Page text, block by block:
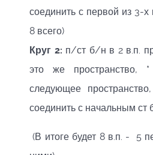
соединить с первой из 3-х
8 всего)
Круг 2: п/ст б/н в 2 в.п.
это же
следующее
соединить с начальным ст
(В итоге будет 8 в.п. - 5